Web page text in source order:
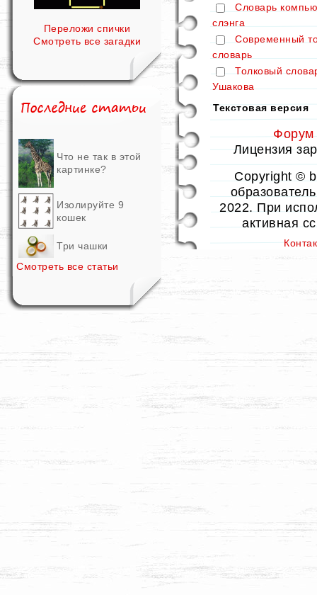
Переложи спички
Смотреть все загадки
Что не так в этой
картинке?
Изолируйте 9
кошек
Три чашки
Смотреть все статьи
Словарь
слэнга
Современный
словарь
Толковый
Ушакова
Текстовая версия
Форум
Лицензия
Copyright ©
2022. При
активная